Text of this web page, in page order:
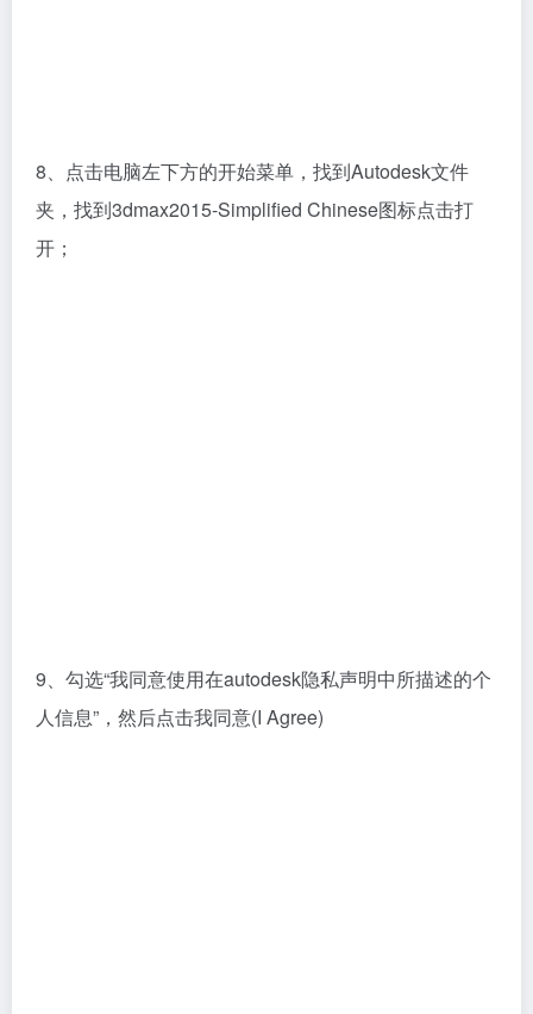
8、点击电脑左下方的开始菜单，找到Autodesk文件
夹，找到3dmax2015-Simplified Chinese图标点击打
开；
9、勾选“我同意使用在autodesk隐私声明中所描述的个
人信息”，然后点击我同意(I Agree)